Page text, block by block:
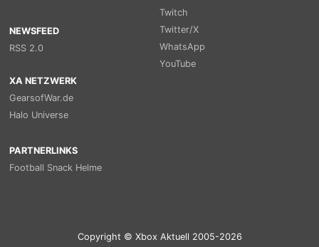
NEWSFEED
RSS 2.0
Twitch
Twitter/X
WhatsApp
YouTube
XA NETZWERK
GearsofWar.de
Halo Universe
PARTNERLINKS
Football Snack Helme
Copyright © Xbox Aktuell 2005-2026